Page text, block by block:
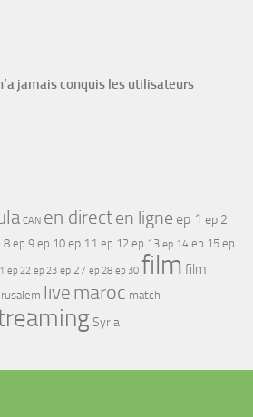
jamais conquis les utilisateurs
CAN en directen ligne ep 1 ep 2
8 ep 9 ep 10 ep 11 ep 12 ep 13 ep 14 ep 15 ep
ep 22 ep 23 ep 27 ep 28 ep 30 film film
live maroc match
Syria